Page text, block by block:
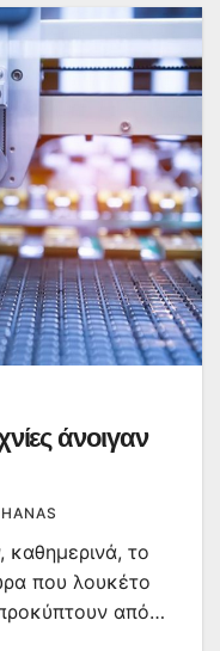
άνοιγαν
καθημερινά, το
που λουκέτο
από…